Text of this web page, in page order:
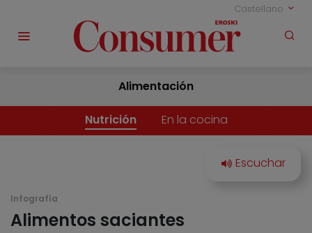
Castellano
Alimentación
Nutrición En la cocina
Infografía
Alimentos saciantes